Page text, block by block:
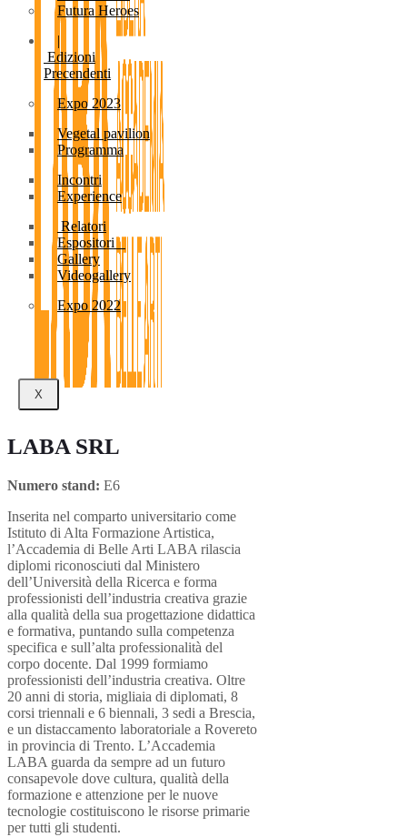
Futura Heroes
|
Edizioni
Precendenti
Expo 2023
Vegetal pavilion
Programma
Incontri
Experience
Relatori
Espositori
Gallery
Videogallery
Expo 2022
X
LABA SRL
Numero stand: E6
Inserita nel comparto universitario come
Istituto di Alta Formazione Artistica,
l’Accademia di Belle Arti LABA rilascia
diplomi riconosciuti dal Ministero
dell’Università della Ricerca e forma
professionisti dell’industria creativa grazie
alla qualità della sua progettazione didattica
e formativa, puntando sulla competenza
specifica e sull’alta professionalità del
corpo docente. Dal 1999 formiamo
professionisti dell’industria creativa. Oltre
20 anni di storia, migliaia di diplomati, 8
corsi triennali e 6 biennali, 3 sedi a Brescia,
e un distaccamento laboratoriale a Rovereto
in provincia di Trento. L’Accademia
LABA guarda da sempre ad un futuro
consapevole dove cultura, qualità della
formazione e attenzione per le nuove
tecnologie costituiscono le risorse primarie
per tutti gli studenti.